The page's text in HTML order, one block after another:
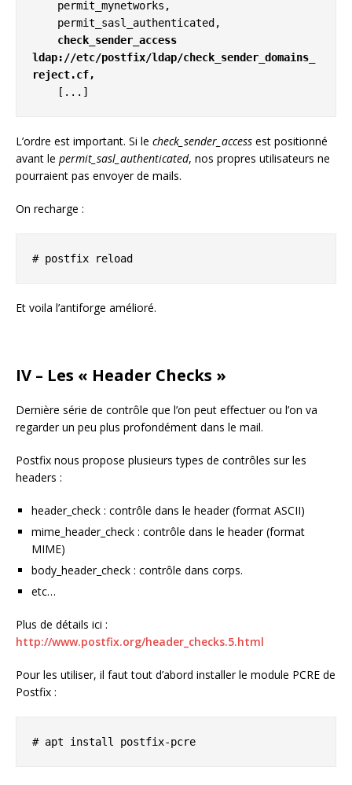
check_sender_access
ldap://etc/postfix/ldap/check_sender_domains_
reject.cf,
    [...]
L’ordre est important. Si le check_sender_access est positionné
avant le permit_sasl_authenticated, nos propres utilisateurs ne
pourraient pas envoyer de mails.
On recharge :
# postfix reload
Et voila l’antiforge amélioré.
IV – Les « Header Checks »
Dernière série de contrôle que l’on peut effectuer ou l’on va
regarder un peu plus profondément dans le mail.
Postfix nous propose plusieurs types de contrôles sur les
headers :
header_check : contrôle dans le header (format ASCII)
mime_header_check : contrôle dans le header (format
MIME)
body_header_check : contrôle dans corps.
etc…
Plus de détails ici :
http://www.postfix.org/header_checks.5.html
Pour les utiliser, il faut tout d’abord installer le module PCRE de
Postfix :
# apt install postfix-pcre